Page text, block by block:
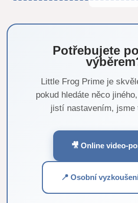
Potřebujete
Little Frog Prime je
pokud hledáte něco
jistí nastavením, jsme
🎥 Online video-
📍 Osobní